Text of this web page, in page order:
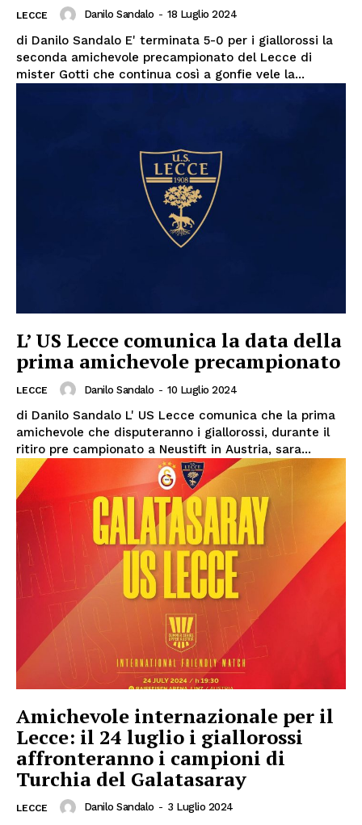
LECCE Danilo Sandalo - 18 Luglio 2024
di Danilo Sandalo E' terminata 5-0 per i giallorossi la
seconda amichevole precampionato del Lecce di
mister Gotti che continua così a gonfie vele la...
L’ US Lecce comunica la data della
prima amichevole precampionato
LECCE Danilo Sandalo - 10 Luglio 2024
di Danilo Sandalo L' US Lecce comunica che la prima
amichevole che disputeranno i giallorossi, durante il
ritiro pre campionato a Neustift in Austria, sara...
Amichevole internazionale per il
Lecce: il 24 luglio i giallorossi
affronteranno i campioni di
Turchia del Galatasaray
LECCE Danilo Sandalo - 3 Luglio 2024